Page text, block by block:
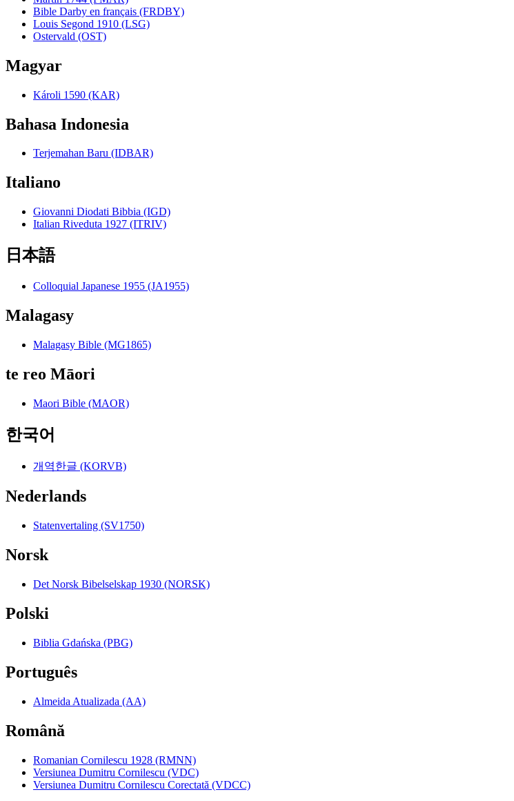
Bible Darby en français (FRDBY)
Louis Segond 1910 (LSG)
Ostervald (OST)
Magyar
Károli 1590 (KAR)
Bahasa Indonesia
Terjemahan Baru (IDBAR)
Italiano
Giovanni Diodati Bibbia (IGD)
Italian Riveduta 1927 (ITRIV)
日本語
Colloquial Japanese 1955 (JA1955)
Malagasy
Malagasy Bible (MG1865)
te reo Māori
Maori Bible (MAOR)
한국어
개역한글 (KORVB)
Nederlands
Statenvertaling (SV1750)
Norsk
Det Norsk Bibelselskap 1930 (NORSK)
Polski
Biblia Gdańska (PBG)
Português
Almeida Atualizada (AA)
Română
Romanian Cornilescu 1928 (RMNN)
Versiunea Dumitru Cornilescu (VDC)
Versiunea Dumitru Cornilescu Corectată (VDCC)